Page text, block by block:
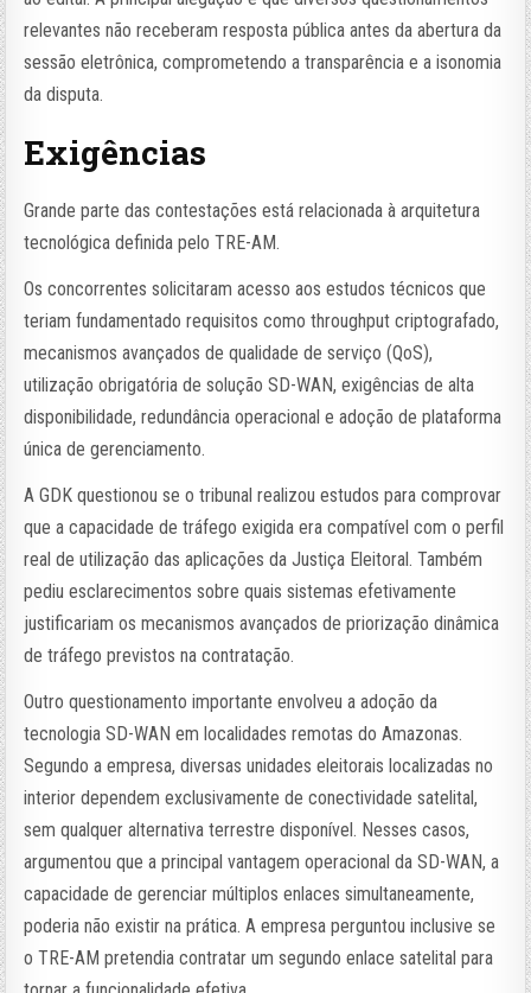
relevantes não receberam resposta pública antes da abertura da
sessão eletrônica, comprometendo a transparência e a isonomia
da disputa.
Exigências
Grande parte das contestações está relacionada à arquitetura
tecnológica definida pelo TRE-AM.
Os concorrentes solicitaram acesso aos estudos técnicos que
teriam fundamentado requisitos como throughput criptografado,
mecanismos avançados de qualidade de serviço (QoS),
utilização obrigatória de solução SD-WAN, exigências de alta
disponibilidade, redundância operacional e adoção de plataforma
única de gerenciamento.
A GDK questionou se o tribunal realizou estudos para comprovar
que a capacidade de tráfego exigida era compatível com o perfil
real de utilização das aplicações da Justiça Eleitoral. Também
pediu esclarecimentos sobre quais sistemas efetivamente
justificariam os mecanismos avançados de priorização dinâmica
de tráfego previstos na contratação.
Outro questionamento importante envolveu a adoção da
tecnologia SD-WAN em localidades remotas do Amazonas.
Segundo a empresa, diversas unidades eleitorais localizadas no
interior dependem exclusivamente de conectividade satelital,
sem qualquer alternativa terrestre disponível. Nesses casos,
argumentou que a principal vantagem operacional da SD-WAN, a
capacidade de gerenciar múltiplos enlaces simultaneamente,
poderia não existir na prática. A empresa perguntou inclusive se
o TRE-AM pretendia contratar um segundo enlace satelital para